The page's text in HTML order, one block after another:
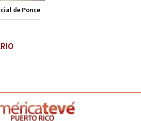
de Ponce